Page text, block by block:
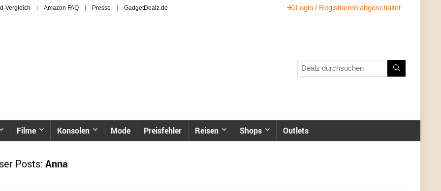
Vergleich Amazon FAQ Presse GadgetDealz.de Login / Registrieren abgeschaltet
Filme Konsolen Mode Preisfehler Reisen Shops Outlets
Posts: Anna